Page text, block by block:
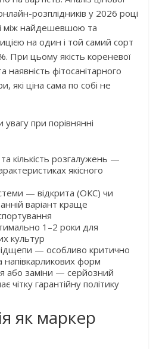
розплідників у 2026 році
між найдешевшою та
на один і той самий сорт
При цьому якість кореневої
наявність фітосанітарного
які ціна сама по собі не
при порівнянні
кількість розгалужень —
якісного
— відкрита (ОКС) чи
варіант краще
1–2 роки для
культур
— особливо критично
напівкарликових форм
або заміни — серйозний
чітку гарантійну політику
як маркер